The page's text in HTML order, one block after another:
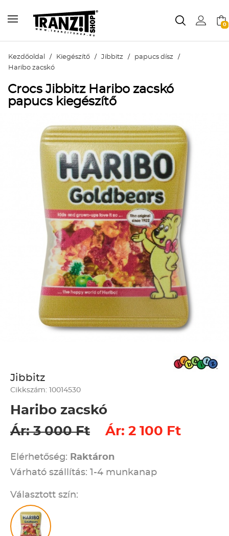
0
Kezdőoldal / Kiegészítő / Jibbitz / papucs dísz /
Haribo zacskó
Crocs Jibbitz Haribo zacskó
papucs kiegészítő
Jibbitz
Cikkszám: 10014530
Haribo zacskó
Ár: 3 000 Ft
Ár: 2 100 Ft
Elérhetőség: Raktáron
Várható szállítás: 1-4 munkanap
Választott szín: